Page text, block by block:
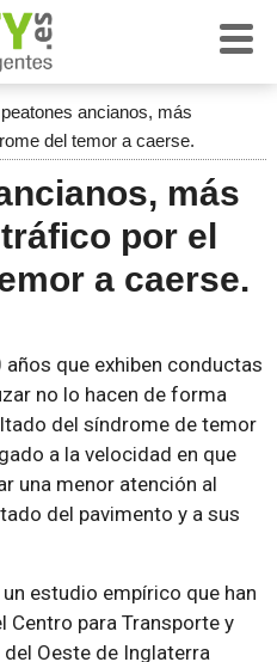
ancianos, más
del temor a caerse.
más
por el
a caerse.
que exhiben conductas
no lo hacen de forma
del síndrome de temor
a la velocidad en que
una menor atención al
del pavimento y a sus
estudio empírico que han
para Transporte y
Oeste de Inglaterra